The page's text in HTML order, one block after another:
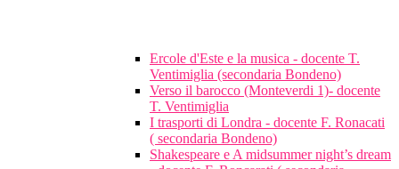
Ercole d'Este e la musica - docente T.
Ventimiglia (secondaria Bondeno)
Verso il barocco (Monteverdi 1)- docente
T. Ventimiglia
I trasporti di Londra - docente F. Ronacati
( secondaria Bondeno)
Shakespeare e A midsummer night’s dream